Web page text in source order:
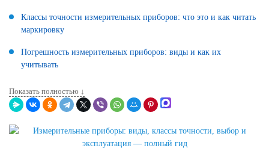
Классы точности измерительных приборов: что это и как читать
маркировку
Погрешность измерительных приборов: виды и как их
учитывать
Показать полностью ↓